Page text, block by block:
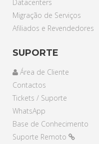
Datacenters
Migração de Serviços
Afiliados e Revendedores
SUPORTE
Área de Cliente
Contactos
Tickets / Suporte
WhatsApp
Base de Conhecimento
Suporte Remoto